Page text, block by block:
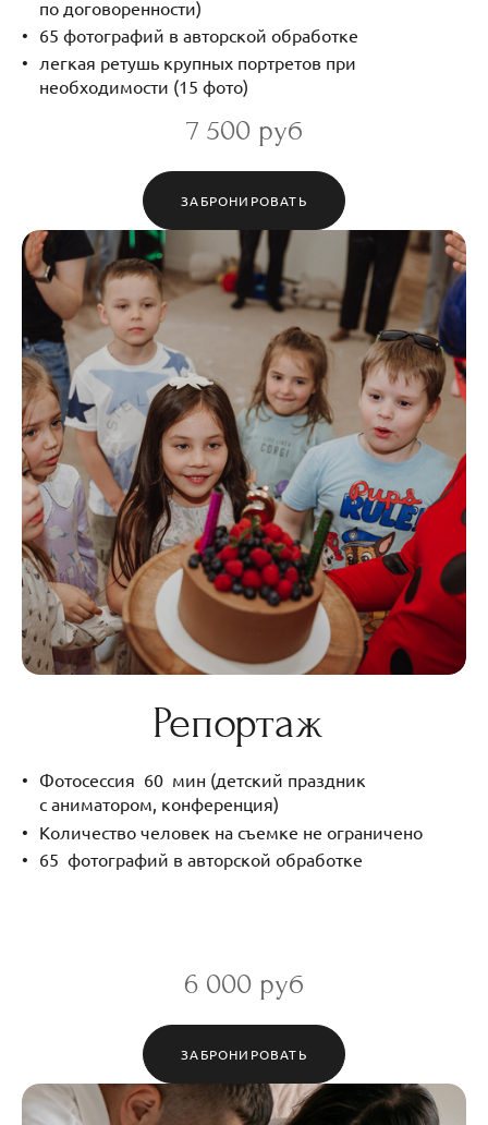
по договоренности)
65 фотографий в авторской обработке
легкая ретушь крупных портретов при
необходимости (15 фото)
7 500 руб
ЗАБРОНИРОВАТЬ
Репортаж
Фотосессия 60 мин (детский праздник
с аниматором, конференция)
Количество человек на съемке не ограничено
65 фотографий в авторской обработке
6 000 руб
ЗАБРОНИРОВАТЬ